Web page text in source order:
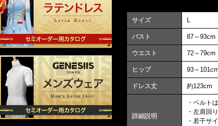
サイズ L
バスト 87～93cm
ウエスト 72～79cm
ヒップ 93～
ドレス丈 約123cm
詳細説明
・ベルト
・左肩回
・若干サ